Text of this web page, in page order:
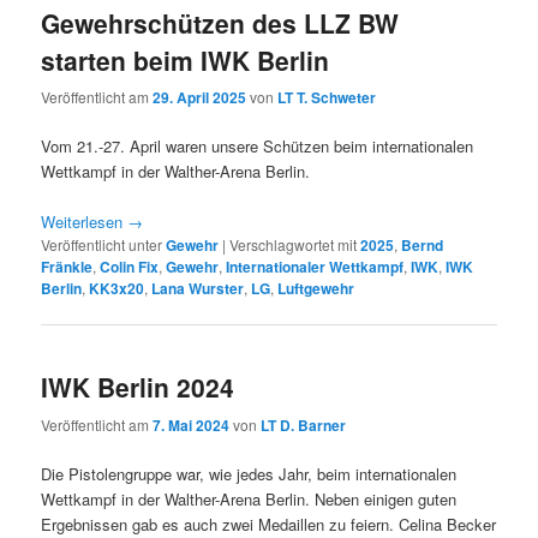
Gewehrschützen des LLZ BW
starten beim IWK Berlin
Veröffentlicht am29. April 2025von LT T. Schweter
Vom 21.-27. April waren unsere Schützen beim internationalen
Wettkampf in der Walther-Arena Berlin.
Weiterlesen →
Veröffentlicht unterGewehr |Verschlagwortet mit2025, Bernd
Fränkle,Colin Fix,Gewehr,Internationaler Wettkampf,IWK,IWK
Berlin,KK3x20, Lana Wurster, LG, Luftgewehr
IWK Berlin 2024
Veröffentlicht am7. Mai 2024von LT D. Barner
Die Pistolengruppe war, wie jedes Jahr, beim internationalen
Wettkampf in der Walther-Arena Berlin. Neben einigen guten
Ergebnissen gab es auch zwei Medaillen zu feiern. Celina Becker